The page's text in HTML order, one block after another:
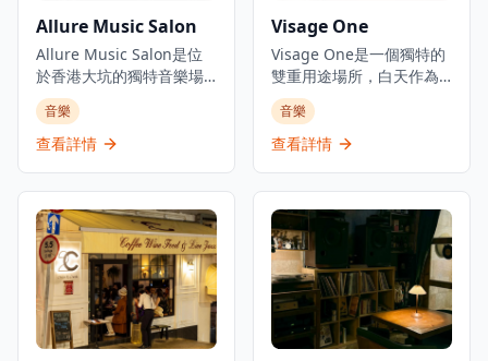
愛好者必訪景點的聲譽。
酒吧的裝潢充滿懷舊氣
息，牆上掛滿了音樂紀念
品和照片，見證了香港音
樂文化的發展歷程。每晚
都有專業的爵士樂和藍調
的氛圍輕鬆友好，無論是
音樂愛好者還是初次體驗
現場音樂的客人，都能在
這裡找到屬於自己的樂
趣。Ned Kelly's Last
Stand不僅是一個酒吧，更
是香港音樂文化的重要地
浪漫夜晚的情侶，還是尋
找獨特音樂體驗的音樂愛
好者，都能在這裡找到屬
於自己的樂趣。酒吧環境
優雅舒適，適合約會、商
務聚會或慶祝特殊場合，
和美好時光。
Allure Music Salon
Allure Music Salon是位
於香港大坑的獨特音樂場
所，坐落在一座百年石屋
內，是體驗現場音樂和歷
史文化的理想去處。沙龍
民謠到爵士樂和探戈等各
種音樂類型，為客人帶來
多樣化的音樂體驗。這個
歷史悠久的場地為音樂愛
好者創造了迷人的氛圍，
提供定期活動和即場特別
優惠，無論是想要享受浪
音樂
查看詳情
Visage One
Visage One是一個獨特的
雙重用途場所，白天作為
專業髮廊營運，每逢星期
六晚上則搖身一變成為親
密的爵士酒吧。店主兼現
11:30開放這個小型髮廊，
將其變成一個偽爵士酒
吧，提供現場表演。該場
所被形容為城中最獨家的
髮廊之一，只提供剪髮服
務，不提供電髮或染髮服
務。這個秘密音樂場所提
音樂
查看詳情